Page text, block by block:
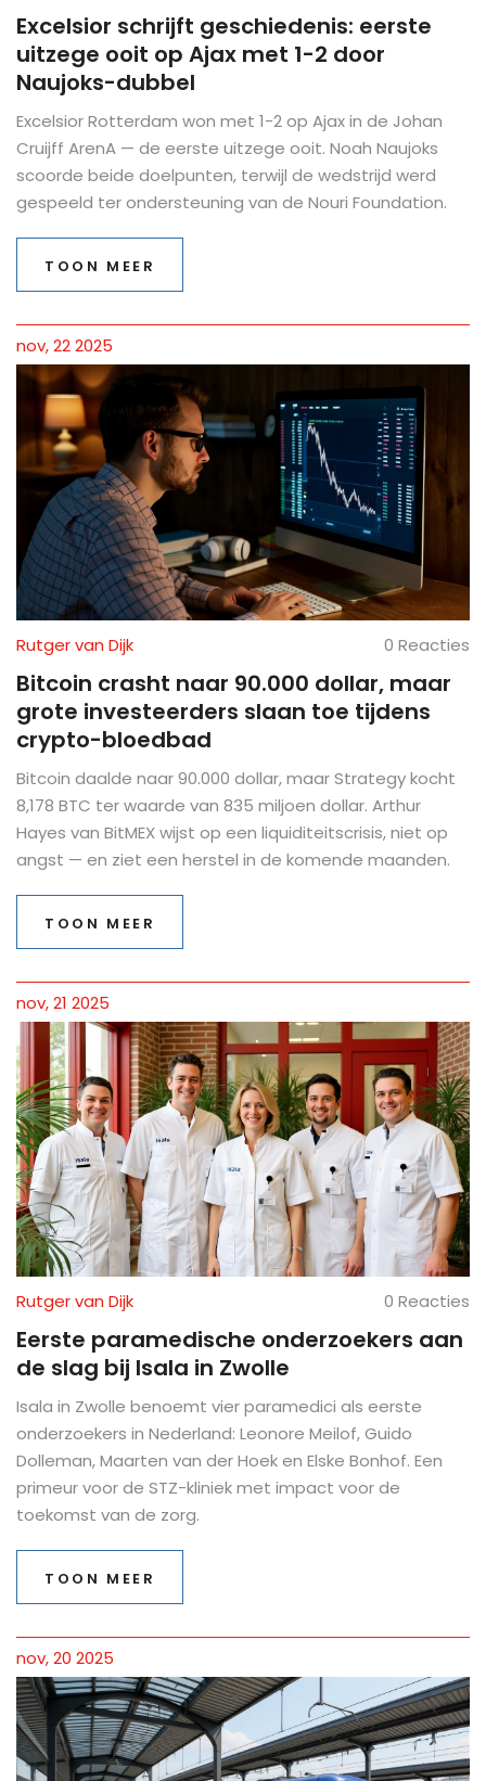
Excelsior schrijft geschiedenis: eerste
uitzege ooit op Ajax met 1-2 door
Naujoks-dubbel
Excelsior Rotterdam won met 1-2 op Ajax in de Johan
Cruijff ArenA — de eerste uitzege ooit. Noah Naujoks
scoorde beide doelpunten, terwijl de wedstrijd werd
gespeeld ter ondersteuning van de Nouri Foundation.
TOON MEER
nov, 22 2025
Rutger van Dijk 0 Reacties
Bitcoin crasht naar 90.000 dollar, maar
grote investeerders slaan toe tijdens
crypto-bloedbad
Bitcoin daalde naar 90.000 dollar, maar Strategy kocht
8,178 BTC ter waarde van 835 miljoen dollar. Arthur
Hayes van BitMEX wijst op een liquiditeitscrisis, niet op
angst — en ziet een herstel in de komende maanden.
TOON MEER
nov, 21 2025
Rutger van Dijk 0 Reacties
Eerste paramedische onderzoekers aan
de slag bij Isala in Zwolle
Isala in Zwolle benoemt vier paramedici als eerste
onderzoekers in Nederland: Leonore Meilof, Guido
Dolleman, Maarten van der Hoek en Elske Bonhof. Een
primeur voor de STZ-kliniek met impact voor de
toekomst van de zorg.
TOON MEER
nov, 20 2025